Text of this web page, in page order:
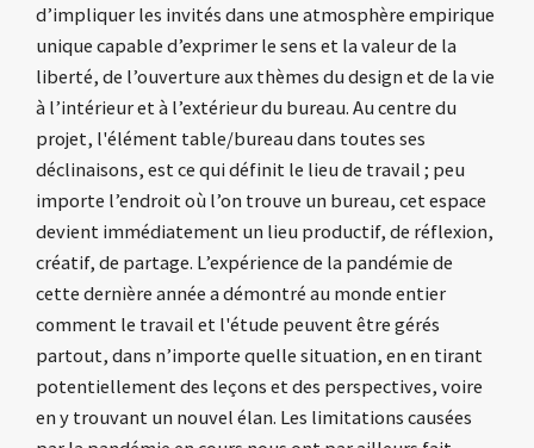
d’impliquer les invités dans une atmosphère empirique
unique capable d’exprimer le sens et la valeur de la
liberté, de l’ouverture aux thèmes du design et de la vie
à l’intérieur et à l’extérieur du bureau. Au centre du
projet, l'élément table/bureau dans toutes ses
déclinaisons, est ce qui définit le lieu de travail ; peu
importe l’endroit où l’on trouve un bureau, cet espace
devient immédiatement un lieu productif, de réflexion,
créatif, de partage. L’expérience de la pandémie de
cette dernière année a démontré au monde entier
comment le travail et l'étude peuvent être gérés
partout, dans n’importe quelle situation, en en tirant
potentiellement des leçons et des perspectives, voire
en y trouvant un nouvel élan. Les limitations causées